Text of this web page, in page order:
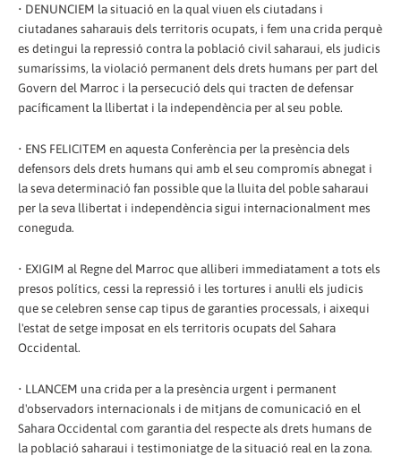
• DENUNCIEM la situació en la qual viuen els ciutadans i
ciutadanes saharauis dels territoris ocupats, i fem una crida perquè
es detingui la repressió contra la població civil saharaui, els judicis
sumaríssims, la violació permanent dels drets humans per part del
Govern del Marroc i la persecució dels qui tracten de defensar
pacíficament la llibertat i la independència per al seu poble.
• ENS FELICITEM en aquesta Conferència per la presència dels
defensors dels drets humans qui amb el seu compromís abnegat i
la seva determinació fan possible que la lluita del poble saharaui
per la seva llibertat i independència sigui internacionalment mes
coneguda.
• EXIGIM al Regne del Marroc que alliberi immediatament a tots els
presos polítics, cessi la repressió i les tortures i anul·li els judicis
que se celebren sense cap tipus de garanties processals, i aixequi
l'estat de setge imposat en els territoris ocupats del Sahara
Occidental.
• LLANCEM una crida per a la presència urgent i permanent
d'observadors internacionals i de mitjans de comunicació en el
Sahara Occidental com garantia del respecte als drets humans de
la població saharaui i testimoniatge de la situació real en la zona.